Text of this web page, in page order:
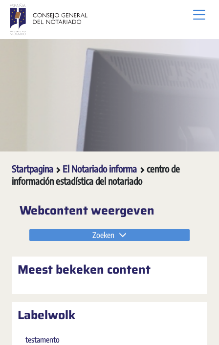
Overslaan en naar hoofdinhoud gaan
Startpagina El Notariado informa
centro de
información estadística del notariado
Webcontent weergeven
Zoeken
Meest bekeken content
Labelwolk
testamento